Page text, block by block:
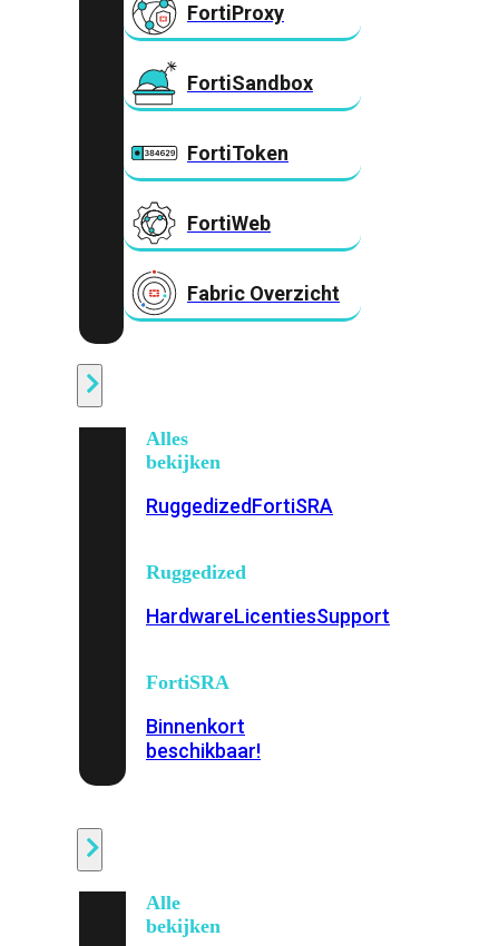
FortiProxy
FortiSandbox
FortiToken
FortiWeb
Fabric Overzicht
Alles
bekijken
RuggedizedFortiSRA
Ruggedized
HardwareLicentiesSupport
FortiSRA
Binnenkort
beschikbaar!
Alle
bekijken